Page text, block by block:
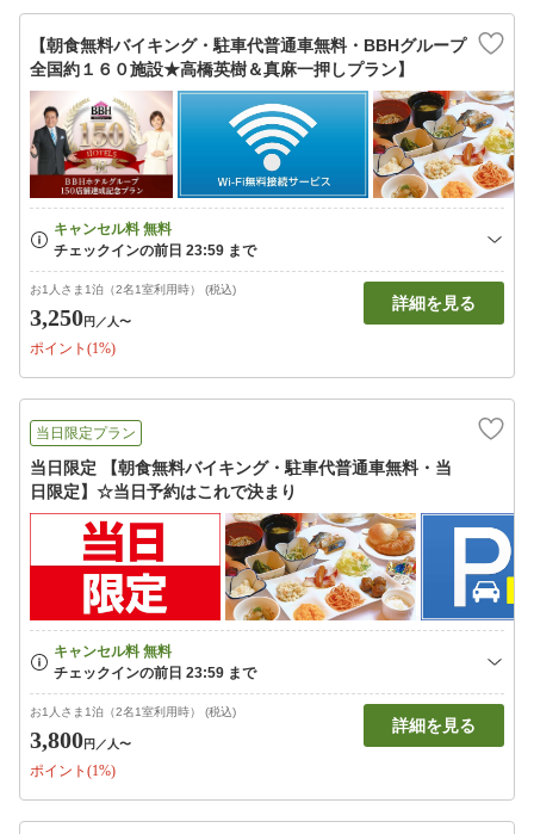
【朝食無料バイキング・駐車代普通車無料・BBHグループ
全国約１６０施設★高橋英樹＆真麻一押しプラン】
お1人さま1泊（2名1室利用時） (税込)
3,250円 ／人〜
ポイント(1%)
詳細を見る
当日限定プラン
当日限定 【朝食無料バイキング・駐車代普通車無料・当
日限定】☆当日予約はこれで決まり
お1人さま1泊（2名1室利用時） (税込)
3,800円 ／人〜
ポイント(1%)
詳細を見る